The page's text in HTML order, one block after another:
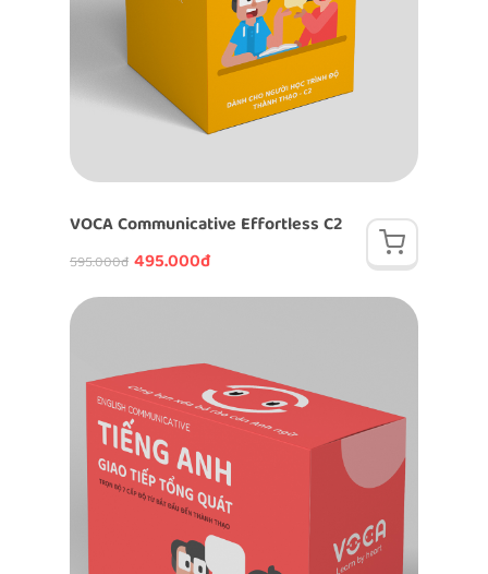
VOCA Communicative Effortless C2
595.000đ 495.000đ